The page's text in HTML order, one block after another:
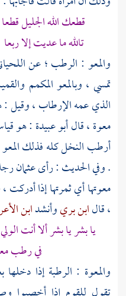
قطعك الله الجليل
تالله ما عديت إلا
والمعو : الرطب ؛ عن
تمسي ، وبالمعو المكمم
الذي عمه الإرطاب ، وقيل :
معوة ، قالأبو عبيدة : هو
أرطب النخل كله فذلك
. وفي الحديث : رأى عثمان
معوتها أي ثمرتها إذا أدركت
، قالابن بريوأنشدابن
يا بشر يا بشر ألا أنت
في رطب
والمعوة : الرطبة إذا